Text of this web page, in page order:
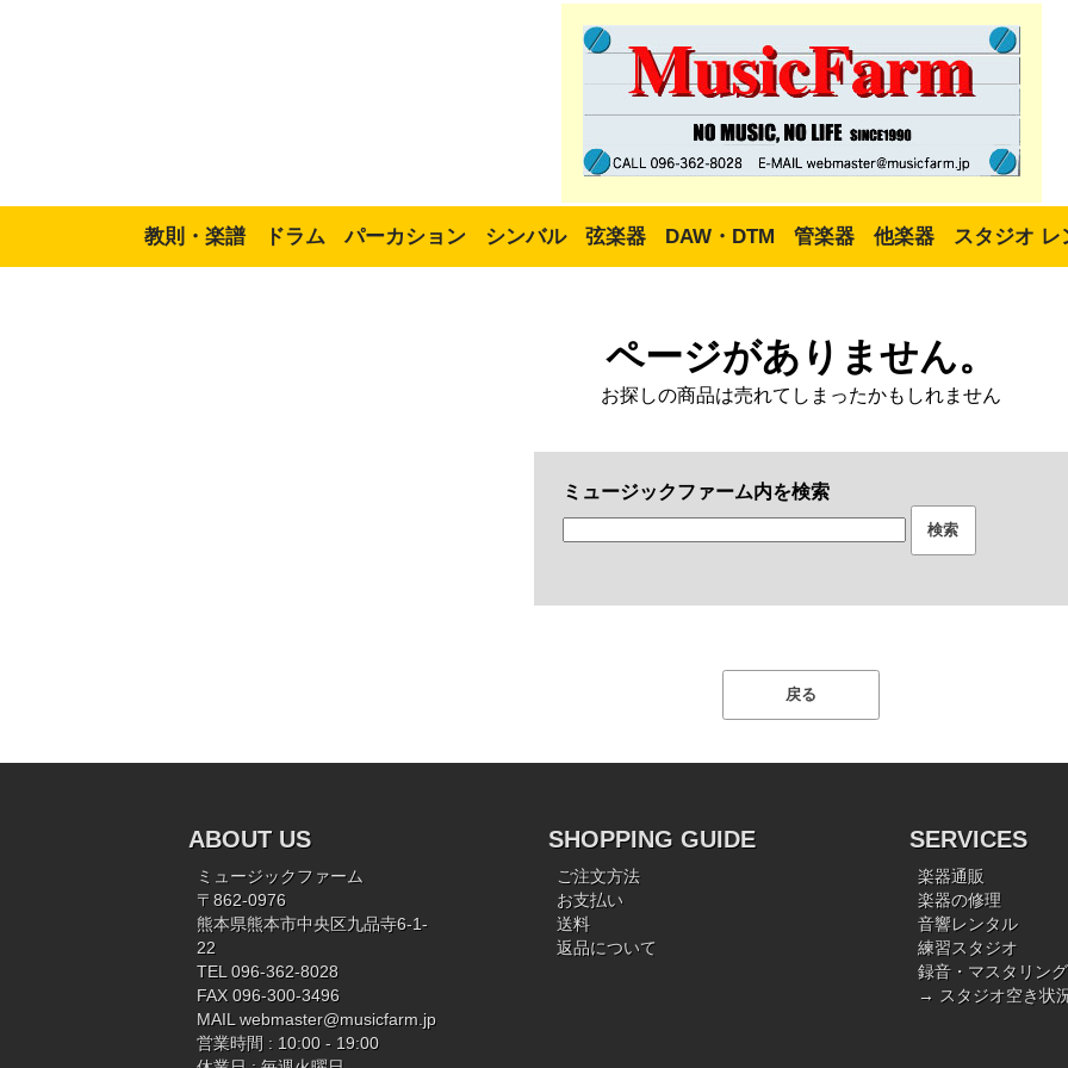
教則・楽譜 ドラム パーカション シンバル 弦楽器 DAW・DTM 管楽器 他楽器 スタジオ レ
ページがありません。
お探しの商品は売れてしまったかもしれません
ミュージックファーム内を検索
ABOUT US
ミュージックファーム
〒862-0976
熊本県熊本市中央区九品寺6-1-
22
TEL 096-362-8028
FAX 096-300-3496
MAIL webmaster@musicfarm.jp
営業時間 : 10:00 - 19:00
SHOPPING GUIDE
ご注文方法
お支払い
送料
返品について
SERVICES
楽器通販
楽器の修理
音響レンタル
練習スタジオ
録音・マスタリング
→ スタジオ空き状